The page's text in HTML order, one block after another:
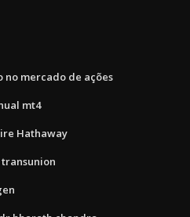
no mercado de ações
mt4
Hathaway